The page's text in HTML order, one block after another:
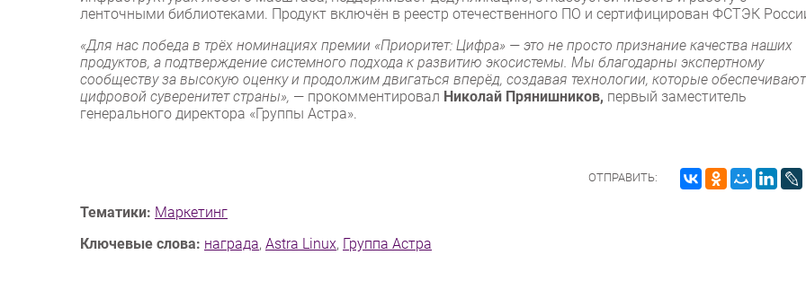
ленточными библиотеками. Продукт включён в реестр отечественного ПО и сертифицирован ФСТЭК
«Для нас победа в трёх номинациях премии «Приоритет: Цифра» — это не просто признание качества наших
продуктов, а подтверждение системного подхода к развитию экосистемы. Мы благодарны экспертному
сообществу за высокую оценку и продолжим двигаться вперёд, создавая технологии, которые обеспечивают
цифровой суверенитет страны», — прокомментировал Николай Прянишников, первый заместитель
генерального директора «Группы Астра».
ОТПРАВИТЬ:
Тематики: Маркетинг
Ключевые слова: награда, Astra Linux, Группа Астра